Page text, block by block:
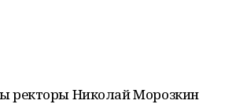
ректоры Николай Морозкин